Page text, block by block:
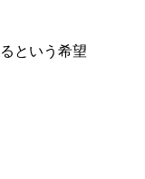
という希望